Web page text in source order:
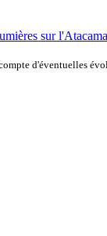
sur
d'éventuelles